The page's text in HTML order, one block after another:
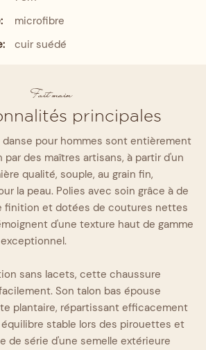
microfibre
cuir suédé
Fait main
principales
pour hommes sont entièrement
par des maîtres artisans, à partir d'un
qualité, souple, au grain fin,
la peau. Polies avec soin grâce à de
finition et dotées de coutures nettes
d'une texture haut de gamme
sans lacets, cette chaussure
Son talon bas épouse
plantaire, répartissant efficacement
stable lors des pirouettes et
de série d'une semelle extérieure